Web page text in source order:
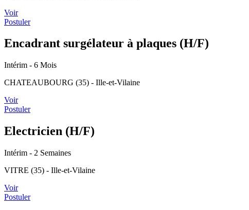
Voir
Postuler
Encadrant surgélateur à plaques (H/F)
Intérim - 6 Mois
CHATEAUBOURG (35) - Ille-et-Vilaine
Voir
Postuler
Electricien (H/F)
Intérim - 2 Semaines
VITRE (35) - Ille-et-Vilaine
Voir
Postuler